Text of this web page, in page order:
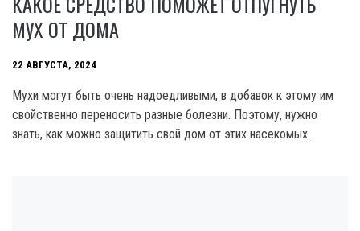
МУХ ОТ ДОМА
22 АВГУСТА, 2024
Мухи могут быть очень надоедливыми, в добавок к этому им
свойственно переносить разные болезни. Поэтому, нужно
знать, как можно защитить свой дом от этих насекомых.